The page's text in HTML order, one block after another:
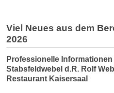
Viel Neues aus dem
2026
Professionelle
Stabsfeldwebel d.R. Rolf
Restaurant Kaisersaal